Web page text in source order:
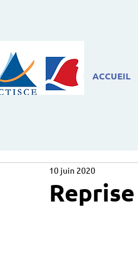
ACCUEIL
10 juin 2020